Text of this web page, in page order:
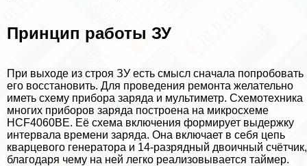
Принцип работы ЗУ
При выходе из строя ЗУ есть смысл сначала попробовать
его восстановить. Для проведения ремонта желательно
иметь схему прибора заряда и мультиметр. Схемотехника
многих приборов заряда построена на микросхеме
HCF4060BE. Её схема включения формирует выдержку
интервала времени заряда. Она включает в себя цепь
кварцевого генератора и 14-разрядный двоичный счётчик,
благодаря чему на ней легко реализовывается таймер.